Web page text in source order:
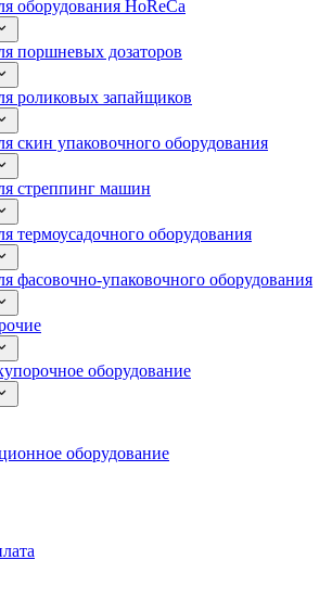
оборудования HoReCa
поршневых дозаторов
роликовых запайщиков
скин упаковочного оборудования
стреппинг машин
термоусадочного оборудования
фасовочно-упаковочного оборудования
оборудование
оборудование